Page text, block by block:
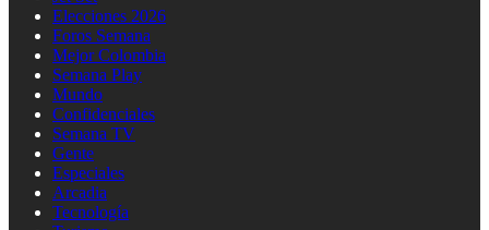
Elecciones 2026
Foros Semana
Mejor Colombia
Semana Play
Mundo
Confidenciales
Semana TV
Gente
Especiales
Arcadia
Tecnología